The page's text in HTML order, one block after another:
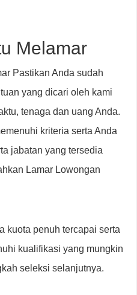
Melamar
Pastikan Anda sudah
yang dicari oleh kami
tenaga dan uang Anda.
kriteria serta Anda
jabatan yang tersedia
Lamar Lowongan
kuota penuh tercapai serta
kualifikasi yang mungkin
seleksi selanjutnya.